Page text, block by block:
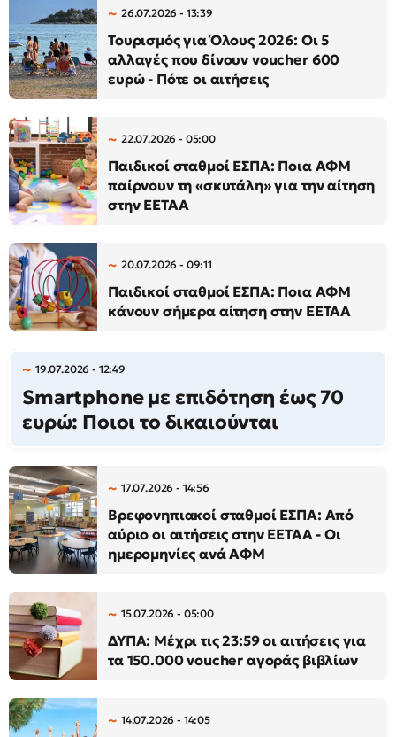
26.07.2026 - 13:39
Τουρισμός για Όλους 2026: Οι 5
αλλαγές που δίνουν voucher 600
ευρώ - Πότε οι αιτήσεις
22.07.2026 - 05:00
Παιδικοί σταθμοί ΕΣΠΑ: Ποια ΑΦΜ
παίρνουν τη «σκυτάλη» για την αίτηση
στην ΕΕΤΑΑ
20.07.2026 - 09:11
Παιδικοί σταθμοί ΕΣΠΑ: Ποια ΑΦΜ
κάνουν σήμερα αίτηση στην ΕΕΤΑΑ
19.07.2026 - 12:49
Smartphone με επιδότηση έως 70
ευρώ: Ποιοι το δικαιούνται
17.07.2026 - 14:56
Βρεφονηπιακοί σταθμοί ΕΣΠΑ: Από
αύριο οι αιτήσεις στην ΕΕΤΑΑ - Οι
ημερομηνίες ανά ΑΦΜ
15.07.2026 - 05:00
ΔΥΠΑ: Μέχρι τις 23:59 οι αιτήσεις για
τα 150.000 voucher αγοράς βιβλίων
14.07.2026 - 14:05